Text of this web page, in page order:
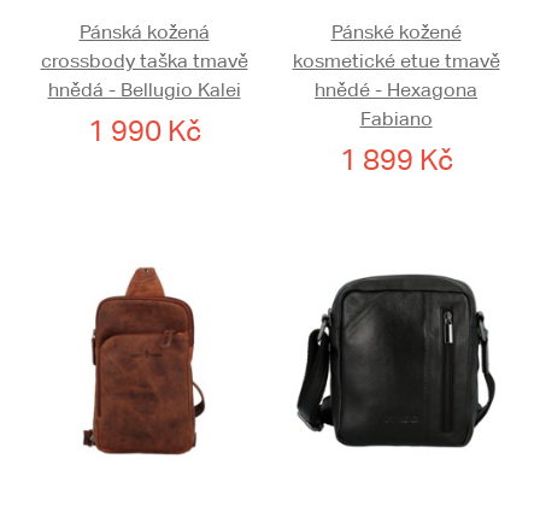
Pánská kožená
crossbody taška tmavě
hnědá - Bellugio Kalei
1 990 Kč
Pánské kožené
kosmetické etue tmavě
hnědé - Hexagona
Fabiano
1 899 Kč